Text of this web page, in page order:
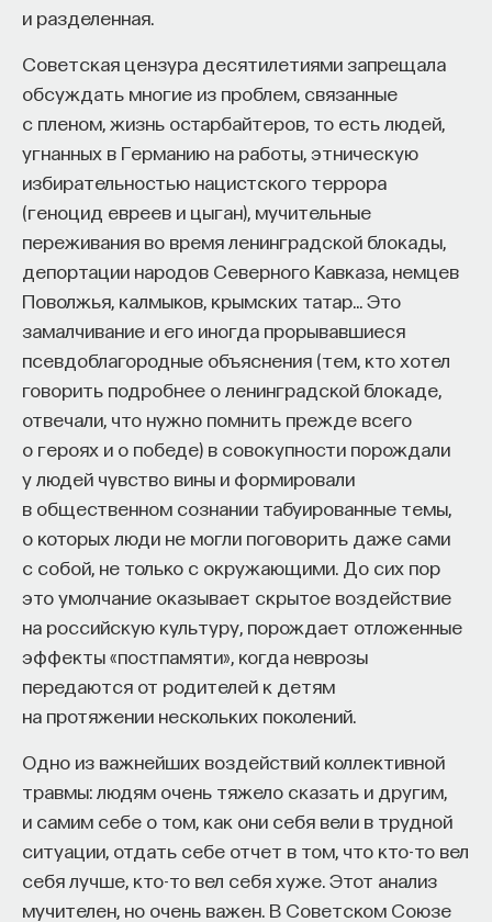
и разделенная.
Советская цензура десятилетиями запрещала
обсуждать многие из проблем, связанные
с пленом, жизнь остарбайтеров, то есть людей,
угнанных в Германию на работы, этническую
избирательностью нацистского террора
(геноцид евреев и цыган), мучительные
переживания во время ленинградской блокады,
депортации народов Северного Кавказа, немцев
Поволжья, калмыков, крымских татар… Это
замалчивание и его иногда прорывавшиеся
псевдоблагородные объяснения (тем, кто хотел
говорить подробнее о ленинградской блокаде,
отвечали, что нужно помнить прежде всего
о героях и о победе) в совокупности порождали
у людей чувство вины и формировали
в общественном сознании табуированные темы,
о которых люди не могли поговорить даже сами
с собой, не только с окружающими. До сих пор
это умолчание оказывает скрытое воздействие
на российскую культуру, порождает отложенные
эффекты «постпамяти», когда неврозы
передаются от родителей к детям
на протяжении нескольких поколений.
Одно из важнейших воздействий коллективной
травмы: людям очень тяжело сказать и другим,
и самим себе о том, как они себя вели в трудной
ситуации, отдать себе отчет в том, что кто-то вел
себя лучше, кто-то вел себя хуже. Этот анализ
мучителен, но очень важен. В Советском Союзе